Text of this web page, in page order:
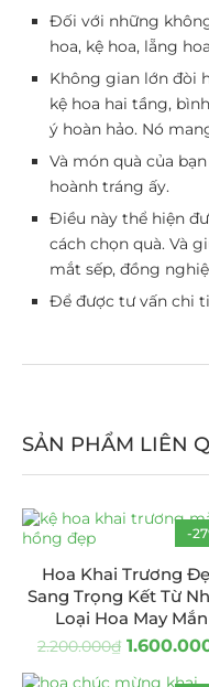
Đối với những
hoa, kệ hoa, lẵng
Không gian lớn đòi
kệ hoa hai tầng,
ý hoàn hảo. Nó
Và món quà của
hoành tráng ấy.
Điều này thể hiện
cách chọn quà. Và
mắt sếp, đồng
Để được tư vấn chi
SẢN PHẨM LIÊN
-
Hoa Khai Trương
Sang Trọng Kết Từ
Loại Hoa May Mắn
2.200.000₫